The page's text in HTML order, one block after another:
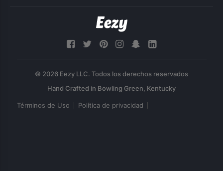
© 2026 Eezy LLC. Todos los derechos reservados
Términos de Uso Política de privacidad